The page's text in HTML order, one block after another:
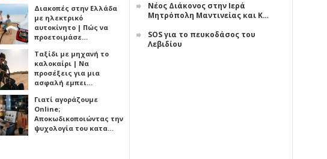
Διακοπές στην Ελλάδα
με ηλεκτρικό
αυτοκίνητο | Πώς να
προετοιμάσε…
Ταξίδι με μηχανή το
καλοκαίρι | Να
προσέξεις για μια
ασφαλή εμπει…
Γιατί αγοράζουμε
Online;
Αποκωδικοποιώντας την
ψυχολογία του κατα…
Νέος Διάκονος στην Ιερά
Μητρόπολη Μαντινείας και Κ…
SOS για το πευκοδάσος του
Λεβιδίου